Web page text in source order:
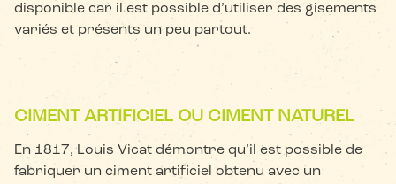
disponible car il est possible d’utiliser des gisements
variés et présents un peu partout.
CIMENT ARTIFICIEL OU CIMENT NATUREL
En 1817, Louis Vicat démontre qu’il est possible de
fabriquer un ciment artificiel obtenu avec un